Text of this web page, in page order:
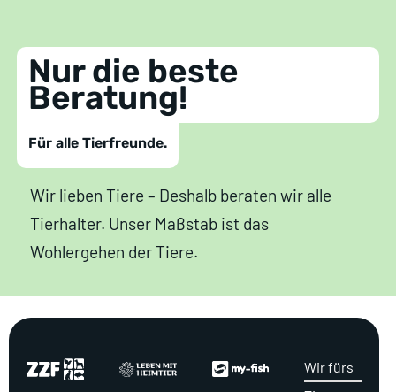
Nur die beste
Beratung!
Für alle Tierfreunde.
Wir lieben Tiere – Deshalb beraten wir alle
Tierhalter. Unser Maßstab ist das
Wohlergehen der Tiere.
Wir fürs